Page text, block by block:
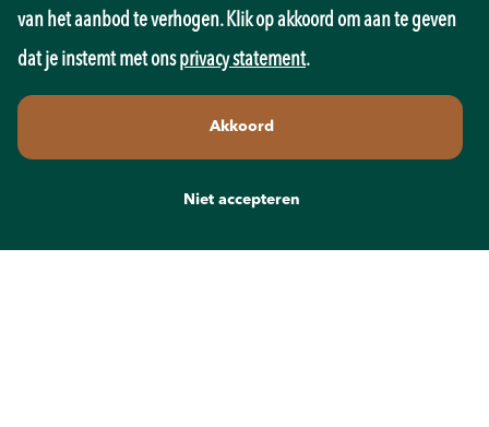
Pedagogiek
Productie
Retail
Sales
Transport
Contact
van het aanbod te verhogen. Klik op akkoord om aan te geven
dat je instemt met onsprivacy statement.
Akkoord
Niet accepteren